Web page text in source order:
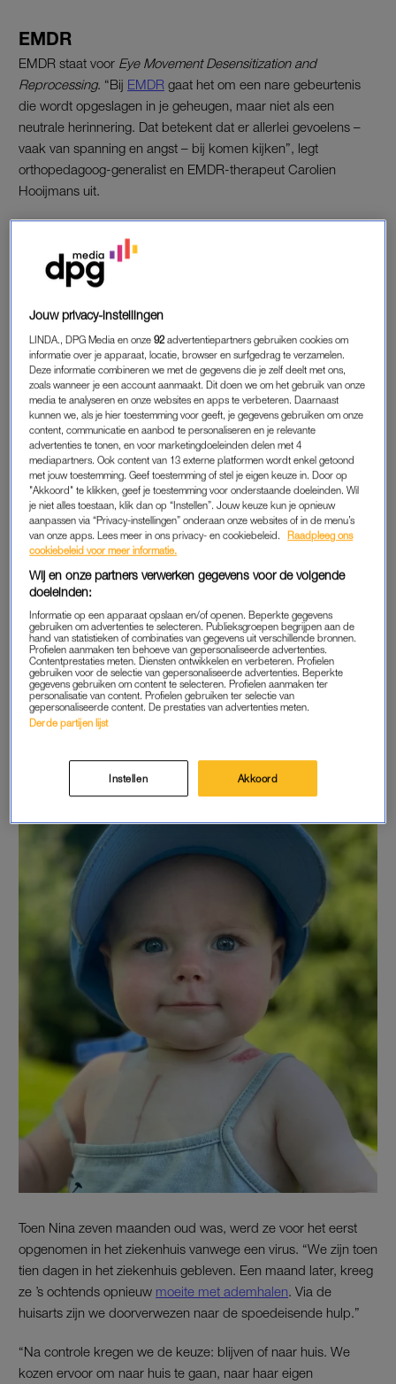
EMDR
EMDR staat voor Eye Movement Desensitization and
Reprocessing. “Bij EMDR gaat het om een nare gebeurtenis
die wordt opgeslagen in je geheugen, maar niet als een
neutrale herinnering. Dat betekent dat er allerlei gevoelens –
vaak van spanning en angst – bij komen kijken”, legt
orthopedagoog-generalist en EMDR-therapeut Carolien
Hooijmans uit.
“Als behandelaar inventariseer je eerst welke ervaringen er zijn
die te maken hebben met de klachten die je ervaart. Daarna
vraag je de cliënt naar de herinnering en zoek je het beeld dat
in het hier-en-nu het naarste gevoel oproept. Dat nare gevoel
proberen we zo sterk mogelijk op te roepen in de
behandelkamer. Zodra het gevoel op z’n sterkst is, bied je een
afleidende taak aan, zoals met je ogen de vingers van de
therapeut volgen. Door die afleiding worden de nare gevoelens
die bij die herinnering komen kijken minder krachtig en neemt
de emotionele lading af.”
“We kunnen het geheugen nu eenmaal niet wissen, maar we
kunnen de herinnering wel zo neutraal maken dat mensen in
het hier-en-nu geen last meer hebben vantraumagerelateerde
klachtenof klachten die verband houden met de nare
ERVARING VAN NINA (1)
EMDR kan ook bij jonge kinderen worden toegepast. Zelfs bij
kinderen van één jaar oud. Laura (32) en haar man Joris (35)
weten daar alles van. Zij gingen de behandeling met hun
dochter Nina (1) aan, na eentraumatische gebeurtenis.
Toen Nina zeven maanden oud was, werd ze voor het eerst
opgenomen in het ziekenhuis vanwege een virus. “We zijn toen
tien dagen in het ziekenhuis gebleven. Een maand later, kreeg
ze ’s ochtends opnieuw moeite met ademhalen. Via de
huisarts zijn we doorverwezen naar de spoedeisende hulp.”
“Na controle kregen we de keuze: blijven of naar huis. We
kozen ervoor om naar huis te gaan, naar haar eigen
Jouw privacy-instellingen
LINDA., DPG Media en onze92 advertentiepartners gebruiken cookies om
informatie over je apparaat, locatie, browser en surfgedrag te verzamelen.
Deze informatie combineren we met de gegevens die je zelf deelt met ons,
zoals wanneer je een account aanmaakt. Dit doen we om het gebruik van onze
media te analyseren en onze websites en apps te verbeteren. Daarnaast
kunnen we, als je hier toestemming voor geeft, je gegevens gebruiken om onze
content, communicatie en aanbod te personaliseren en je relevante
advertenties te tonen, en voor marketingdoeleinden delen met 4
mediapartners. Ook content van 13 externe platformen wordt enkel getoond
met jouw toestemming. Geef toestemming of stel je eigen keuze in. Door op
"Akkoord" te klikken, geef je toestemming voor onderstaande doeleinden. Wil
je niet alles toestaan, klik dan op “Instellen”. Jouw keuze kun je opnieuw
aanpassen via “Privacy-instellingen” onderaan onze websites of in de menu’s
van onze apps. Lees meer in ons privacy- en cookiebeleid.
Raadpleeg ons
cookiebeleid voor meer informatie.
Wij en onze partners verwerken gegevens voor de volgende
doeleinden:
Informatie op een apparaat opslaan en/of openen. Beperkte gegevens
gebruiken om advertenties te selecteren. Publieksgroepen begrijpen aan de
hand van statistieken of combinaties van gegevens uit verschillende bronnen.
Profielen aanmaken ten behoeve van gepersonaliseerde advertenties.
Contentprestaties meten. Diensten ontwikkelen en verbeteren. Profielen
gebruiken voor de selectie van gepersonaliseerde advertenties. Beperkte
gegevens gebruiken om content te selecteren. Profielen aanmaken ter
personalisatie van content. Profielen gebruiken ter selectie van
gepersonaliseerde content. De prestaties van advertenties meten.
Derde partijen lijst
Instellen Akkoord